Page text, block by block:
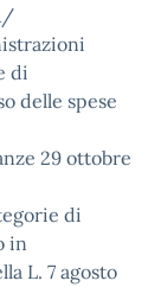
di
delle spese
29 ottobre
di
in
L. 7 agosto